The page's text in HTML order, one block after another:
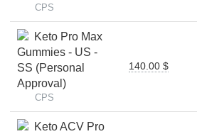
CPS
Keto Pro Max
Gummies - US -
SS (Personal
Approval)
CPS
140.00 $
Keto ACV Pro